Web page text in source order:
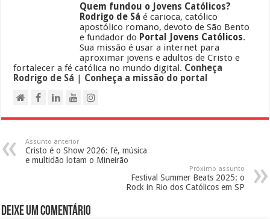
Quem fundou o Jovens Católicos?
Rodrigo de Sá é carioca, católico
apostólico romano, devoto de São Bento
e fundador do Portal Jovens Católicos.
Sua missão é usar a internet para
aproximar jovens e adultos de Cristo e
fortalecer a fé católica no mundo digital. Conheça
Rodrigo de Sá | Conheça a missão do portal
Assunto anterior
Cristo é o Show 2026: fé, música
e multidão lotam o Mineirão
Próximo assunto
Festival Summer Beats 2025: o
Rock in Rio dos Católicos em SP
Deixe um comentário